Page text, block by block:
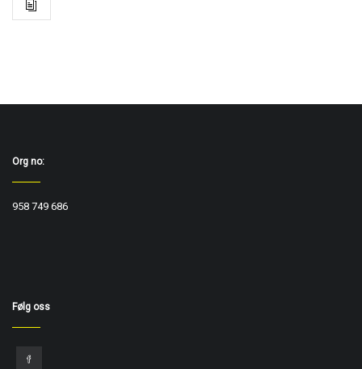
Org no:
958 749 686
Følg oss